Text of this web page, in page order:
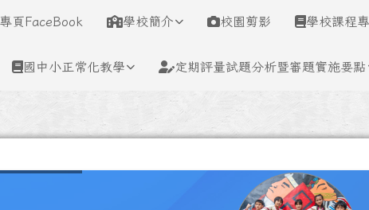
小學
頁FaceBook 學校簡介 校園剪影 學校課程
國中小正常化教學 定期評量試題分析暨審題實施要點